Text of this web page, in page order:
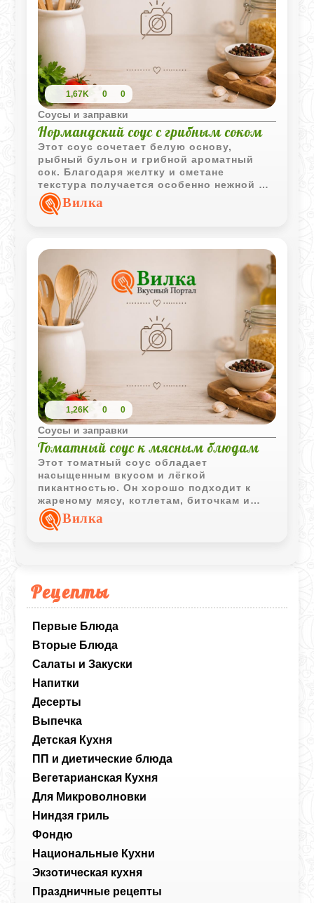
Рецепты
Первые Блюда
Вторые Блюда
Салаты и Закуски
Напитки
Десерты
Выпечка
Детская Кухня
ПП и диетические блюда
Вегетарианская Кухня
Для Микроволновки
Ниндзя гриль
Фондю
Национальные Кухни
Экзотическая кухня
Праздничные рецепты
1,67K 0 0
Соусы и заправки
Нормандский соус с грибным соком
Этот соус сочетает белую основу,
рыбный бульон и грибной ароматный
сок. Благодаря желтку и сметане
текстура получается особенно нежной и
бархатистой.
Вилка
1,26K 0 0
Соусы и заправки
Томатный соус к мясным блюдам
Этот томатный соус обладает
насыщенным вкусом и лёгкой
пикантностью. Он хорошо подходит к
жареному мясу, котлетам, биточкам и
другим мясным блюдам.
Вилка